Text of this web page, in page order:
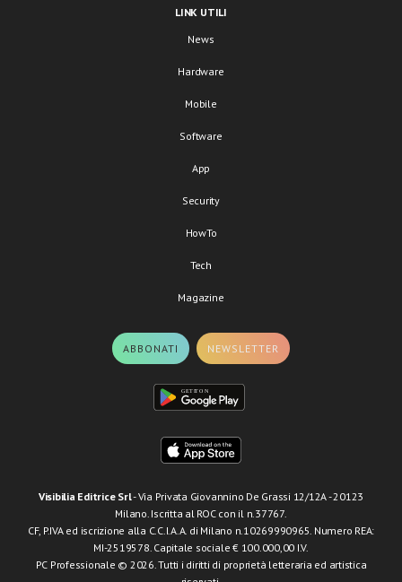
LINK UTILI
News
Hardware
Mobile
Software
App
Security
HowTo
Tech
Magazine
ABBONATI NEWSLETTER
Visibilia Editrice Srl- Via Privata Giovannino De Grassi 12/12A - 20123
Milano. Iscritta al ROC con il n.37767.
CF, P.IVA ed iscrizione alla C.C.I.A.A. di Milano n.10269990965. Numero REA:
MI-2519578. Capitale sociale € 100.000,00 I.V.
PC Professionale © 2026. Tutti i diritti di proprietà letteraria ed artistica